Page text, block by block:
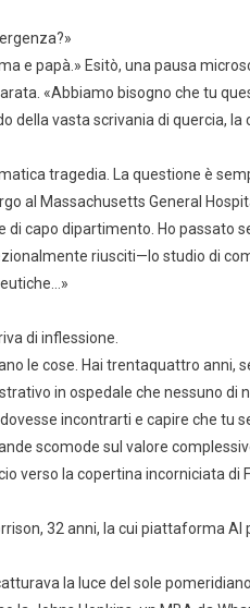
e papà.» Esitò, una pausa
«Abbiamo bisogno che tu
della vasta scrivania di quercia,
tragedia. La questione è
al Massachusetts General
capo dipartimento. Ho passato
riusciti—lo studio di
di inflessione.
le cose. Hai trentaquattro anni,
in ospedale che nessuno di
incontrarti e capire che tu
scomode sul valore
verso la copertina incorniciata di
32 anni, la cui piattaforma
la luce del sole